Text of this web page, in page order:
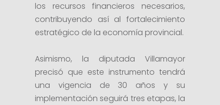
los recursos financieros necesarios,
contribuyendo así al fortalecimiento
estratégico de la economía provincial.
Asimismo, la diputada Villamayor
precisó que este instrumento tendrá
una vigencia de 30 años y su
implementación seguirá tres etapas, la